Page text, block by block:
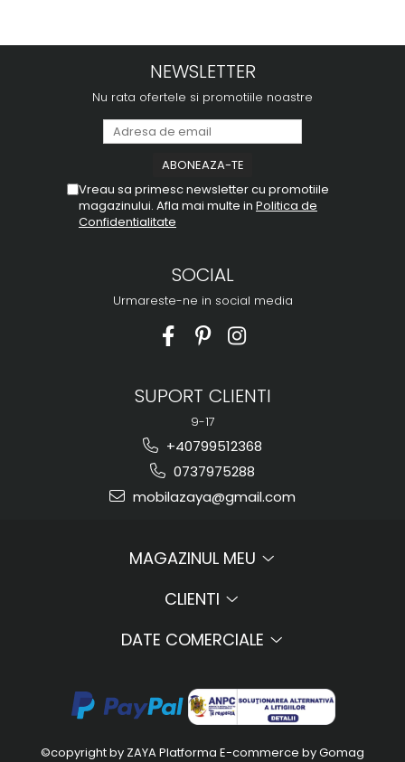
NEWSLETTER
Nu rata ofertele si promotiile noastre
Vreau sa primesc newsletter cu promotiile
magazinului. Afla mai multe in Politica de
Confidentialitate
SOCIAL
Urmareste-ne in social media
SUPORT CLIENTI
9-17
+40799512368
0737975288
mobilazaya@gmail.com
MAGAZINUL MEU
CLIENTI
DATE COMERCIALE
©copyright by ZAYAPlatforma E-commerce by Gomag